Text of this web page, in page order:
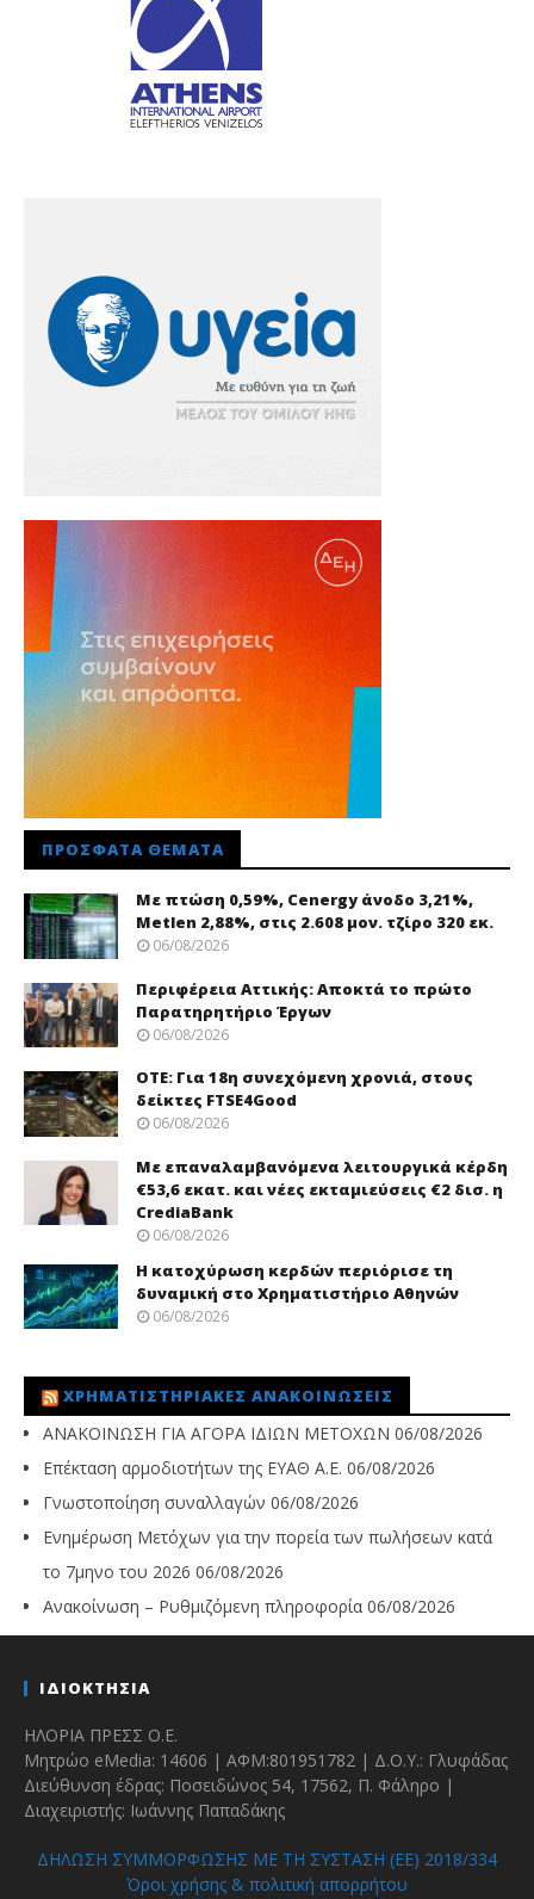
ΠΡΌΣΦΑΤΑ ΘΈΜΑΤΑ
Με πτώση 0,59%, Cenergy άνοδο 3,21%,
Metlen 2,88%, στις 2.608 μον. τζίρο 320 εκ.
06/08/2026
Περιφέρεια Αττικής: Αποκτά το πρώτο
Παρατηρητήριο Έργων
06/08/2026
ΟΤΕ: Για 18η συνεχόμενη χρονιά, στους
δείκτες FTSE4Good
06/08/2026
Με επαναλαμβανόμενα λειτουργικά κέρδη
€53,6 εκατ. και νέες εκταμιεύσεις €2 δισ. η
CrediaBank
06/08/2026
Η κατοχύρωση κερδών περιόρισε τη
δυναμική στο Χρηματιστήριο Αθηνών
06/08/2026
ΧΡΗΜΑΤΙΣΤΗΡΙΑΚΈΣ ΑΝΑΚΟΙΝΏΣΕΙΣ
ΑΝΑΚΟΙΝΩΣΗ ΓΙΑ ΑΓΟΡΑ ΙΔΙΩΝ ΜΕΤΟΧΩΝ 06/08/2026
Επέκταση αρμοδιοτήτων της ΕΥΑΘ Α.Ε. 06/08/2026
Γνωστοποίηση συναλλαγών 06/08/2026
Ενημέρωση Μετόχων για την πορεία των πωλήσεων κατά
το 7μηνο του 2026 06/08/2026
Ανακοίνωση – Ρυθμιζόμενη πληροφορία 06/08/2026
ΙΔΙΟΚΤΗΣΙΑ
ΗΛΟΡΙΑ ΠΡΕΣΣ Ο.Ε.
Μητρώο eMedia: 14606 | ΑΦΜ:801951782 | Δ.Ο.Υ.: Γλυφάδας
Διεύθυνση έδρας: Ποσειδώνος 54, 17562, Π. Φάληρο |
Διαχειριστής: Ιωάννης Παπαδάκης
ΔΗΛΩΣΗ ΣΥΜΜΟΡΦΩΣΗΣ ΜΕ ΤΗ ΣΥΣΤΑΣΗ (ΕΕ) 2018/334
Όροι χρήσης & πολιτική απορρήτου